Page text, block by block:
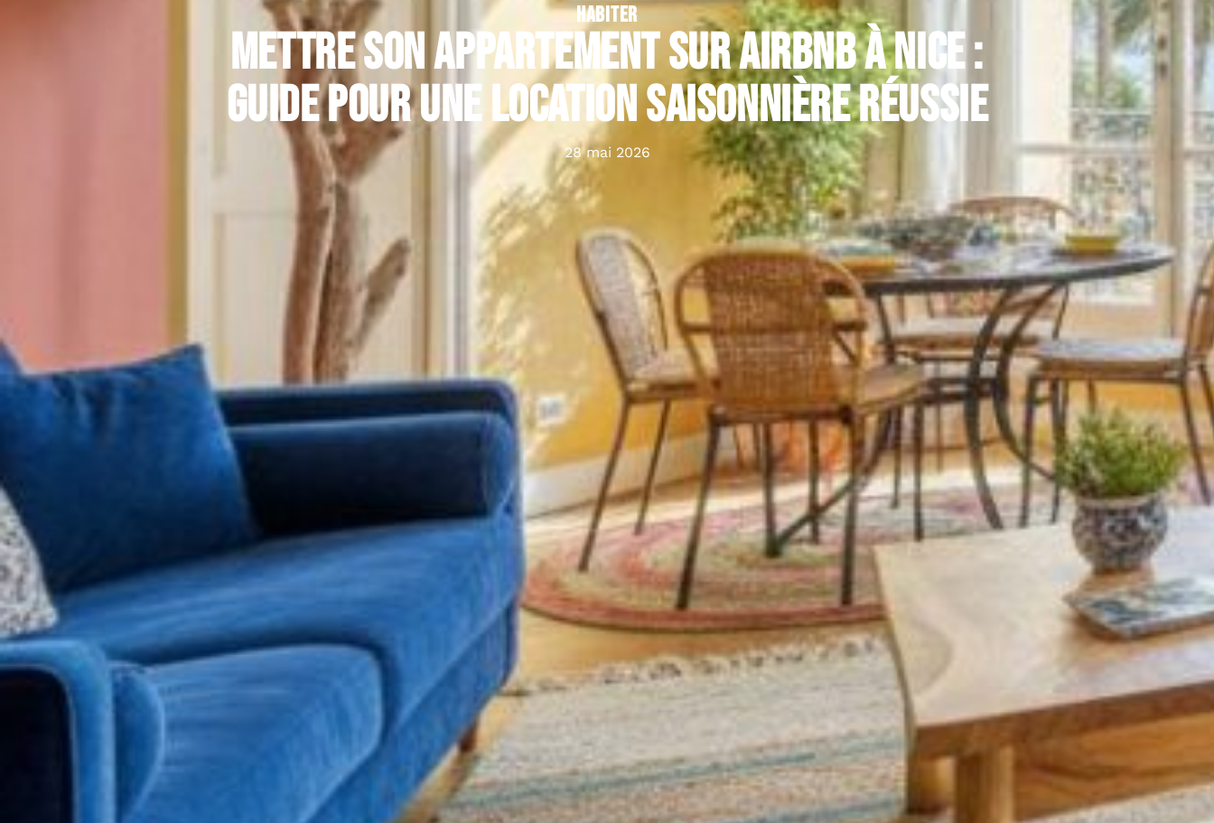
HABITER
Mettre son appartement sur airbnb à nice :
guide pour une location saisonnière réussie
28 mai 2026